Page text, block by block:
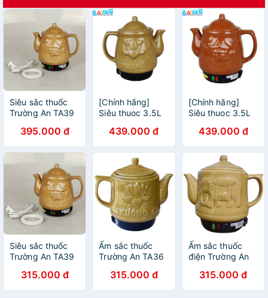
Siêu sắc thuốc
Trường An TA39
công suất 420W
có chuông reo
màu ngẫu nhiên -
Chính hãng BH
12 tháng
395.000 đ
[Chính hãng]
Siêu thuoc 3.5L
thân bằng gốm
sứ dày, có còi
báo âm thanh khi
sắc xong - Màu
ngẫu nhiên
439.000 đ
[Chính hãng]
Siêu thuoc 3.5L
thân bằng gốm
sứ dày, có còi
báo âm thanh khi
sắc xong - Màu
ngẫu nhiên
439.000 đ
Siêu sắc thuốc
Trường An TA39
công suất 420W
có chuông reo
315.000 đ
Ấm sắc thuốc
Trường An TA36
công suất 420W
- Màu ngẫu nhiên
315.000 đ
Ấm sắc thuốc
điện Trường An
3.2L công suất
420W - Màu
315.000 đ